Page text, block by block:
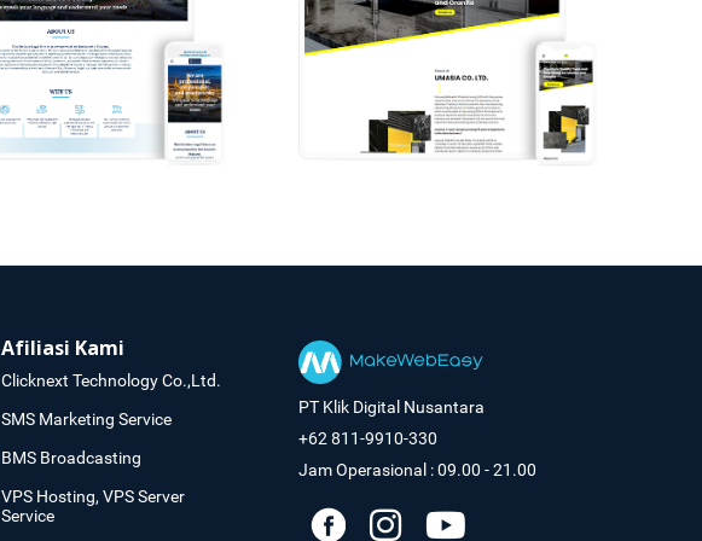
Afiliasi Kami
Clicknext Technology Co.,Ltd.
SMS Marketing Service
BMS Broadcasting
VPS Hosting, VPS Server
Service
PT Klik Digital Nusantara
+62 811-9910-330
Jam Operasional : 09.00 - 21.00